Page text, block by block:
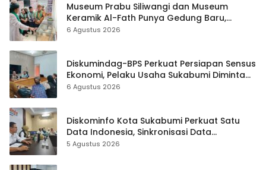
Museum Prabu Siliwangi dan Museum
Keramik Al-Fath Punya Gedung Baru,
Hampir 500 Koleksi Dipisahkan
6 Agustus 2026
Diskumindag-BPS Perkuat Persiapan Sensus
Ekonomi, Pelaku Usaha Sukabumi Diminta
Terbuka Beri Data
6 Agustus 2026
Diskominfo Kota Sukabumi Perkuat Satu
Data Indonesia, Sinkronisasi Data
Kewilayahan Dikebut
5 Agustus 2026